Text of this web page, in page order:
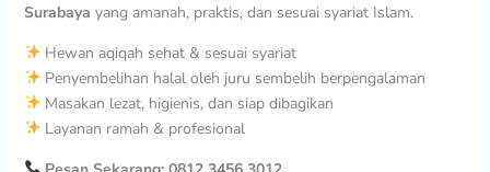
Surabaya yang amanah, praktis, dan sesuai syariat Islam.
Hewan aqiqah sehat & sesuai syariat
Penyembelihan halal oleh juru sembelih berpengalaman
Masakan lezat, higienis, dan siap dibagikan
Layanan ramah & profesional